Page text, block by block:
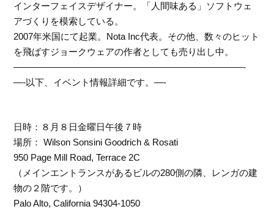
インターフェイスデザイナー。「人間味ある」ソフトウェ
アづくりを模索している。
2007年米国にて起業。Nota Inc代表。その他、数々のヒット
を飛ばすジョークウェアの作者としても売り出し中。
—————————————————————————-
—-以下、イベント情報詳細です。—-
日時：８月８日金曜日午後７時
場所： Wilson Sonsini Goodrich & Rosati
950 Page Mill Road, Terrace 2C
（メインエントランスがあるビルの280側の隣、レンガの建
物の２階です。）
Palo Alto, California 94304-1050